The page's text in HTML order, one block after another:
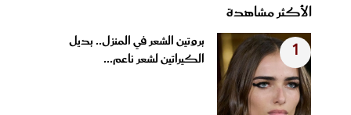
الأكثر مشاهدة
1
بروتين الشعر في المنزل.. بديل
الكيراتين لشعر ناعم...